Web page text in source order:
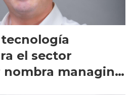
el sector
managing